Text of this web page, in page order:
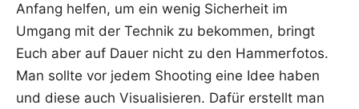
Anfang hel­fen, um ein wenig Sicher­heit im
Umgang mit der Tech­nik zu bekom­men, bringt
Euch aber auf Dau­er nicht zu den Ham­mer­fo­tos.
Man soll­te vor jedem Shoo­ting eine Idee haben
und die­se auch Visua­li­sie­ren. Dafür erstellt man